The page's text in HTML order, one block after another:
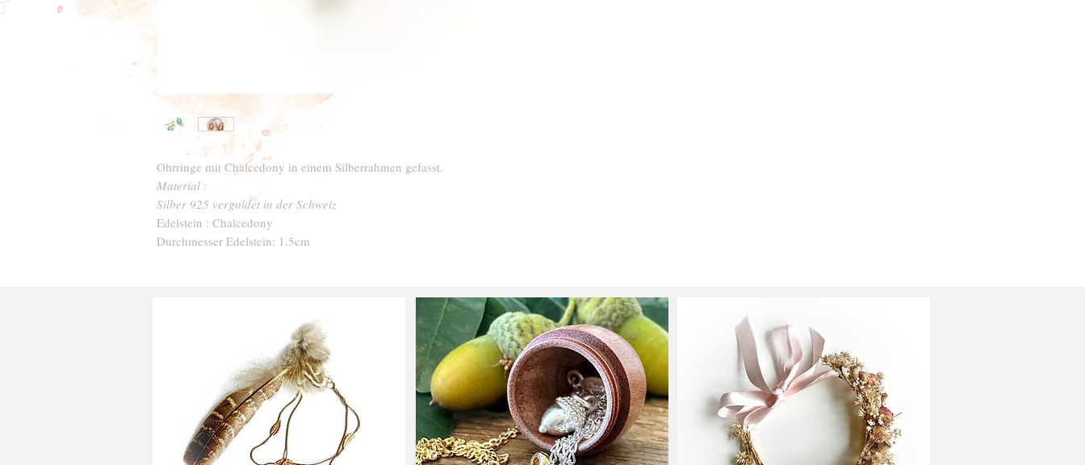
Ohrringe mit Chalcedony in einem Silberrahmen gefasst.
Material :
Silber 925 vergoldet in der Schweiz
Edelstein : Chalcedony
Durchmesser Edelstein: 1.5cm